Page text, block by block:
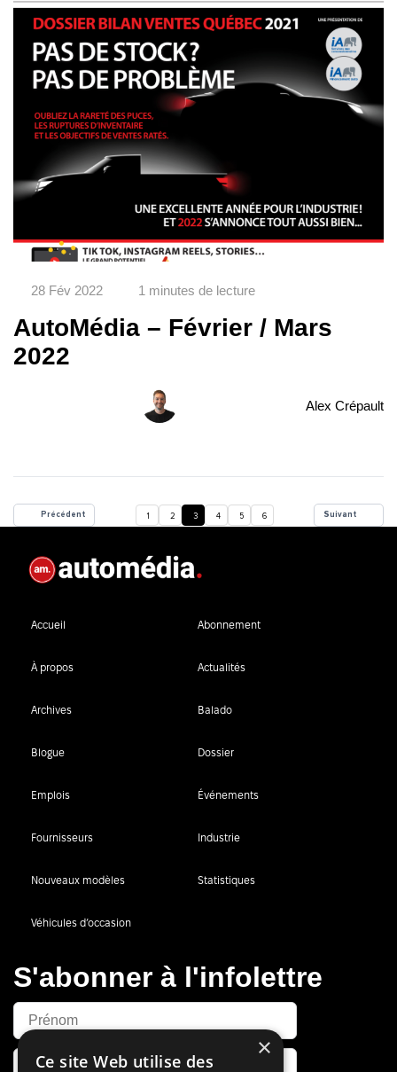
28 Fév 2022 1 minutes de lecture
AutoMédia – Février / Mars
2022
Alex Crépault
Précédent 1 2 3 4 5 6 Suivant
Accueil Abonnement
À propos Actualités
Archives Balado
Blogue Dossier
Emplois Événements
Fournisseurs Industrie
Nouveaux modèles Statistiques
Véhicules d’occasion
S'abonner à l'infolettre
×
Ce site Web utilise des